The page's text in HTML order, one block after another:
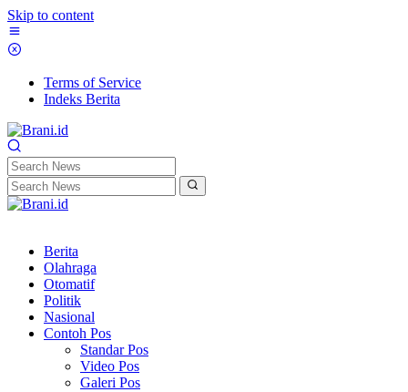
Skip to content
Terms of Service
Indeks Berita
Berita
Olahraga
Otomatif
Politik
Nasional
Contoh Pos
Standar Pos
Video Pos
Galeri Pos